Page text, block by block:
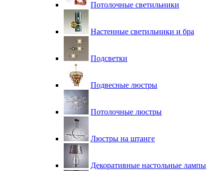
Потолочные светильники
Настенные светильники и бра
Подсветки
Подвесные люстры
Потолочные люстры
Люстры на штанге
Декоративные настольные лампы